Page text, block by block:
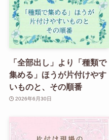
「全部出し」より「種類で
集める」ほうが片付けやす
いものと、その順番
2026年6月30日